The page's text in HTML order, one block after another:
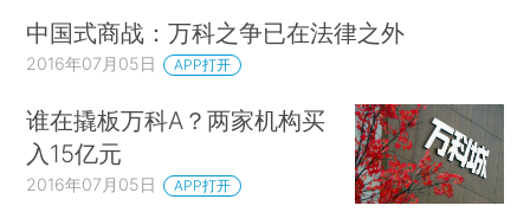
中国式商战：万科之争已在法律之外
2016年07月05日 APP打开
谁在撬板万科A？两家机构买
入15亿元
2016年07月05日 APP打开